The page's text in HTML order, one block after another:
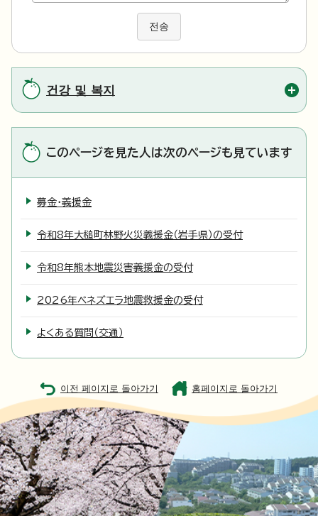
전송
건강 및 복지
このページを見た人は次のページも見ています
募金・義援金
令和8年大槌町林野火災義援金（岩手県）の受付
令和8年熊本地震災害義援金の受付
2026年ベネズエラ地震救援金の受付
よくある質問（交通）
이전 페이지로 돌아가기 홈페이지로 돌아가기